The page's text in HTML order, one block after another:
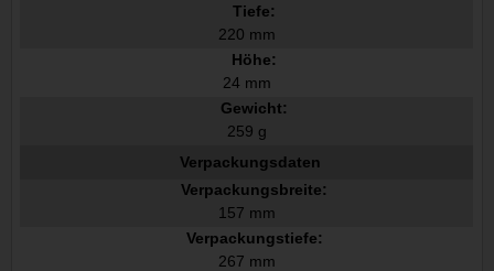
Tiefe:
220 mm
Höhe:
24 mm
Gewicht:
259 g
Verpackungsdaten
Verpackungsbreite:
157 mm
Verpackungstiefe:
267 mm